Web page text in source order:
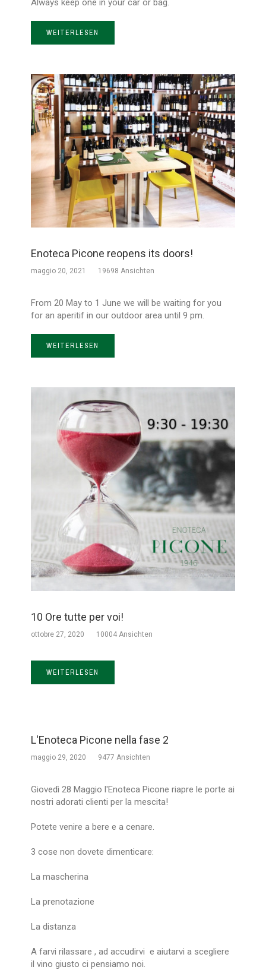
Always keep one in your car or bag.
WEITERLESEN
Enoteca Picone reopens its doors!
maggio 20, 2021 19698 Ansichten
From 20 May to 1 June we will be waiting for you
for an aperitif in our outdoor area until 9 pm.
WEITERLESEN
10 Ore tutte per voi!
ottobre 27, 2020 10004 Ansichten
WEITERLESEN
L'Enoteca Picone nella fase 2
maggio 29, 2020 9477 Ansichten
Giovedì 28 Maggio l'Enoteca Picone riapre le porte ai
nostri adorati clienti per la mescita!
Potete venire a bere e a cenare.
3 cose non dovete dimenticare:
La mascherina
La prenotazione
La distanza
A farvi rilassare , ad accudirvi e aiutarvi a scegliere
il vino giusto ci pensiamo noi.